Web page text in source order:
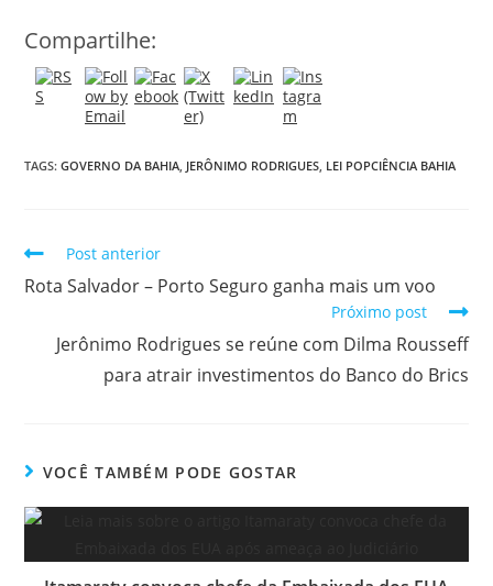
Compartilhe:
TAGS:GOVERNO DA BAHIA, JERÔNIMO RODRIGUES, LEI POPCIÊNCIA BAHIA
Post anterior
Rota Salvador – Porto Seguro ganha mais um voo
Próximo post
Jerônimo Rodrigues se reúne com Dilma Rousseff
para atrair investimentos do Banco do Brics
VOCÊ TAMBÉM PODE GOSTAR